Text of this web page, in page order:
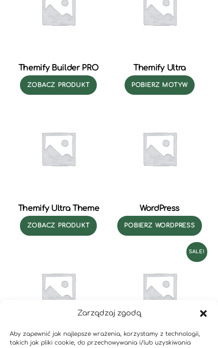
Zarządzaj zgodą
Aby zapewnić jak najlepsze wrażenia, korzystamy z technologii,
takich jak pliki cookie, do przechowywania i/lub uzyskiwania
Themify Builder PRO
ZOBACZ PRODUKT
Themify Ultra
POBIERZ MOTYW
Themify Ultra Theme
ZOBACZ PRODUKT
WordPress
POBIERZ WORDPRESS
SALE!